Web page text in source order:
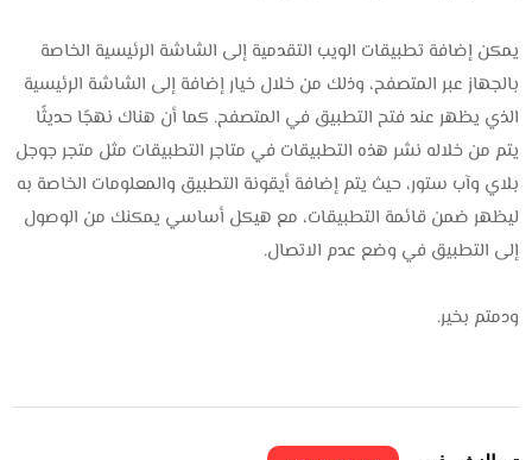
يمكن إضافة تطبيقات الويب التقدمية إلى الشاشة الرئيسية الخاصة
بالجهاز عبر المتصفح، وذلك من خلال خيار إضافة إلى الشاشة الرئيسية
الذي يظهر عند فتح التطبيق في المتصفح. كما أن هناك نهجًا حديثًا
يتم من خلاله نشر هذه التطبيقات في متاجر التطبيقات مثل متجر جوجل
بلاي وآب ستور، حيث يتم إضافة أيقونة التطبيق والمعلومات الخاصة به
ليظهر ضمن قائمة التطبيقات، مع هيكل أساسي يمكنك من الوصول
إلى التطبيق في وضع عدم الاتصال.
ودمتم بخير.